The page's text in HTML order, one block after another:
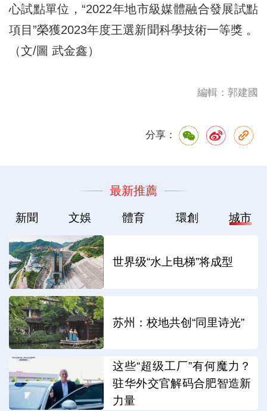
心試點單位，“2022年地市級媒體融合發展試點
項目”榮獲2023年度王選新聞科學技術一等獎 。
（文/圖 武金鑫）
編輯：郭建國
分享：
最新推薦
新聞 文娛 體育 環創 城市
世界级“水上电梯”将成型
苏州：校地共创“同里诗光”
这些“超级工厂”有何魔力？
驻华外交官解码合肥智造新
力量